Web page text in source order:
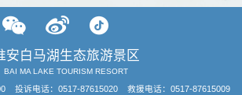
安白马湖生态旅游景区
BAI MA LAKE TOURISM RESORT
投诉电话：0517-87615020 救援电话：0517-87615009